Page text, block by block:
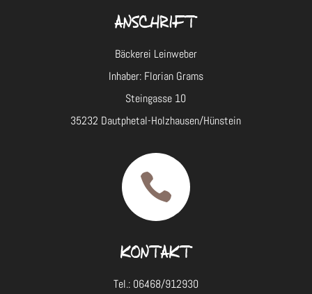
ANSCHRIFT
Bäckerei Leinweber
Inhaber: Florian Grams
Steingasse 10
35232 Dautphetal-Holzhausen/Hünstein

KONTAKT
Tel.: 06468/912930